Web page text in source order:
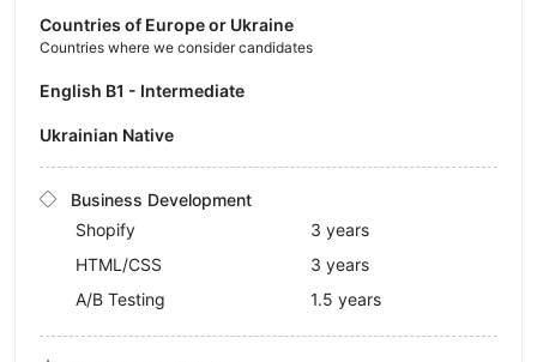
Countries of Europe or Ukraine
Countries where we consider candidates
English B1 - Intermediate
Ukrainian Native
Business Development
Shopify
3 years
HTML/CSS
3 years
A/B Testing
1.5 years